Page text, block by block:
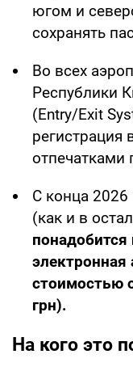
югом и
сохранять
Во всех
Республики
(Entry/Exit
регистрация
отпечатками
С конца 2026
(как и в
понадобится
электронная
стоимостью
грн).
На кого это